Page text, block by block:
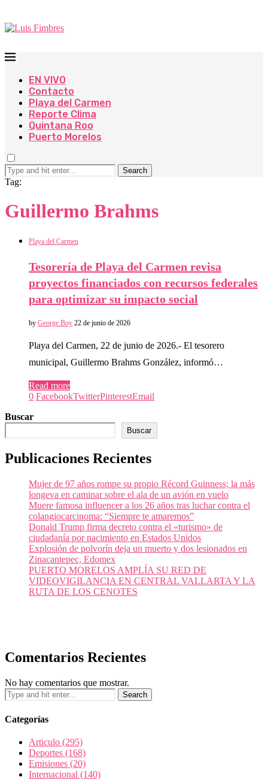
EN VIVO
Contacto
Playa del Carmen
Reporte Clima
Quintana Roo
Puerto Morelos
Search
Tag:
Guillermo Brahms
Playa del Carmen
Tesorería de Playa del Carmen revisa
proyectos financiados con recursos federales
para optimizar su impacto social
by George Boy 22 de junio de 2026
Playa del Carmen, 22 de junio de 2026.- El tesorero
municipal, Guillermo Brahms González, informó…
Read more
0 FacebookTwitterPinterestEmail
Buscar
Buscar
Publicaciones Recientes
Mujer de 97 años rompe su propio Récord Guinness; la más
longeva en caminar sobre el ala de un avión en vuelo
Muere famosa influencer a los 26 años tras luchar contra el
colangiocarcinoma: “Siempre te amaremos”
Donald Trump firma decreto contra el «turismo» de
ciudadanía por nacimiento en Estados Unidos
Explosión de polvorín deja un muerto y dos lesionados en
Zinacantepec, Edomex
PUERTO MORELOS AMPLÍA SU RED DE
VIDEOVIGILANCIA EN CENTRAL VALLARTA Y LA
RUTA DE LOS CENOTES
Comentarios Recientes
No hay comentarios que mostrar.
Categorías
Articulo (295)
Deportes (168)
Emisiones (20)
Internacional (140)